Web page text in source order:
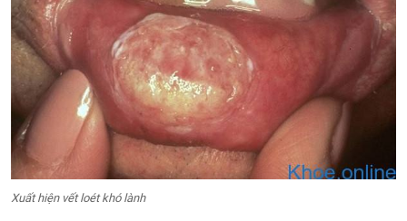
Xuất hiện vết loét khó lành